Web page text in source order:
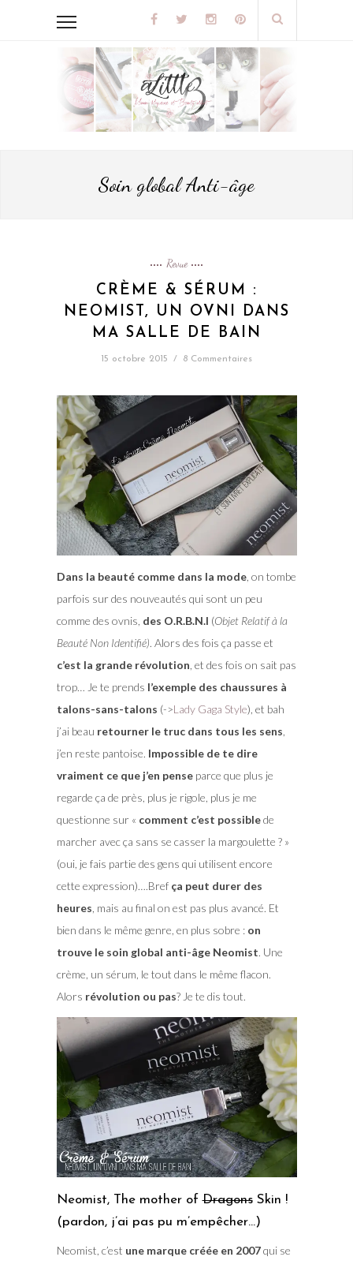
Soin global Anti-âge
Revue
CRÈME & SÉRUM :
NEOMIST, UN OVNI DANS
MA SALLE DE BAIN
15 octobre 2015 / 8 Commentaires
Dans la beauté comme dans la mode, on tombe
parfois sur des nouveautés qui sont un peu
comme des ovnis, des O.R.B.N.I (Objet Relatif à la
Beauté Non Identifié). Alors des fois ça passe et
c’est la grande révolution , et des fois on sait pas
trop… Je te prends l’exemple des chaussures à
talons-sans-talons (->Lady Gaga Style), et bah
j’ai beau retourner le truc dans tous les sens
j’en reste pantoise. Impossible de te dire
vraiment ce que j’en penseparce que plus je
regarde ça de près, plus je rigole, plus je me
questionne sur « comment c’est possiblede
marcher avec ça sans se casser la margoulette ? »
(oui, je fais partie des gens qui utilisent encore
cette expression)….Bref ça peut durer des
heures , mais au final on est pas plus avancé. Et
bien dans le même genre, en plus sobre : on
trouve le soin global anti-âge Neomist. Une
crème, un sérum, le tout dans le même flacon.
Alors révolution ou pas? Je te dis tout.
Neomist, The mother ofDragonsSkin !
(pardon, j’ai pas pu m’empêcher…)
Neomist, c’est une marque créée en 2007qui se